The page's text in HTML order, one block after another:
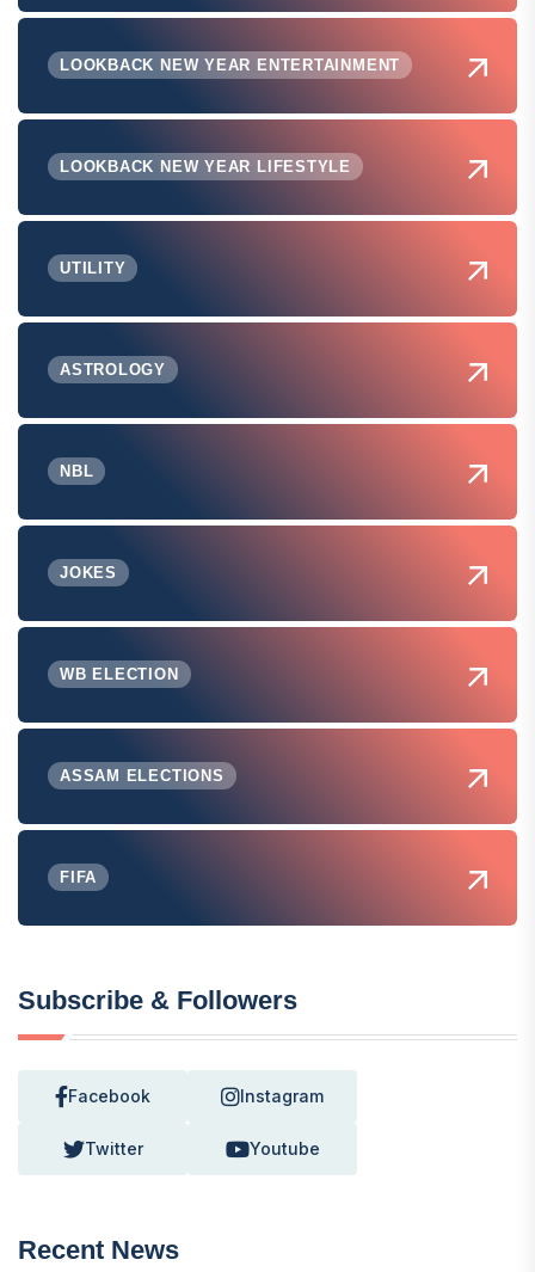
LOOKBACK NEW YEAR ENTERTAINMENT
LOOKBACK NEW YEAR LIFESTYLE
UTILITY
ASTROLOGY
NBL
JOKES
WB ELECTION
ASSAM ELECTIONS
FIFA
Subscribe & Followers
Facebook Instagram
Twitter Youtube
Recent News